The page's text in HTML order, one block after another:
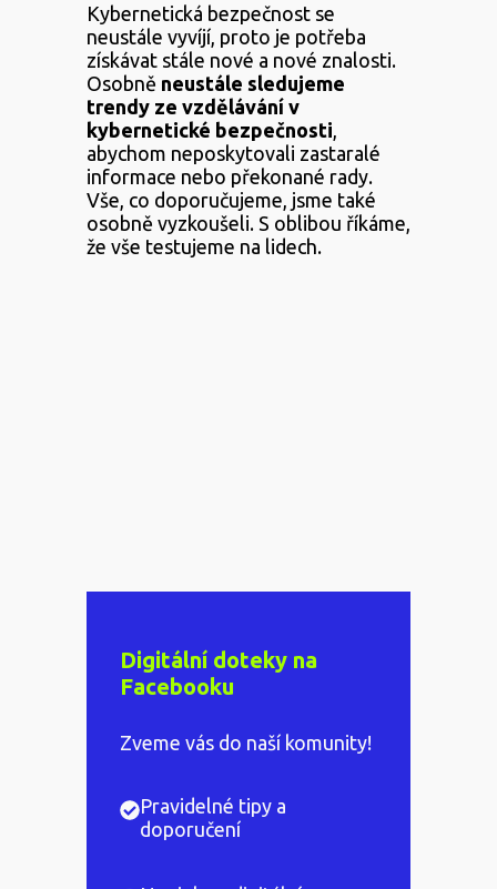
Kybernetická bezpečnost se
neustále vyvíjí, proto je potřeba
získávat stále nové a nové znalosti.
Osobně neustále sledujeme
trendy ze vzdělávání v
kybernetické bezpečnosti
abychom neposkytovali zastaralé
informace nebo překonané rady.
Vše, co doporučujeme, jsme také
osobně vyzkoušeli. S oblibou říkáme,
že vše testujeme na lidech.
Digitální doteky na
Facebooku
Zveme vás do naší komunity!
Pravidelné tipy a
doporučení